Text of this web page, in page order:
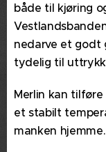
både til kjøring
nedarve et godt
tydelig til uttrykk
Merlin kan
et stabilt
manken hjemme.